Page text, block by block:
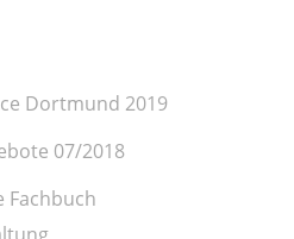
Dortmund 2019
07/2018
Fachbuch